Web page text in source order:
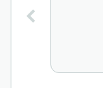
SECRETARIA
FINANÇAS
SECRETARIA
AMBIENTE